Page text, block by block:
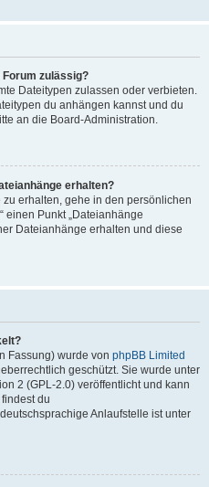
zulässig?
Dateitypen zulassen oder verbieten.
du anhängen kannst und du
an die Board-Administration.
erhalten?
erhalten, gehe in den persönlichen
einen Punkt „Dateianhänge
Dateianhänge erhalten und diese
Fassung) wurde von phpBB Limited
geschützt. Sie wurde unter
2 (GPL-2.0) veröffentlicht und kann
du
Anlaufstelle ist unter